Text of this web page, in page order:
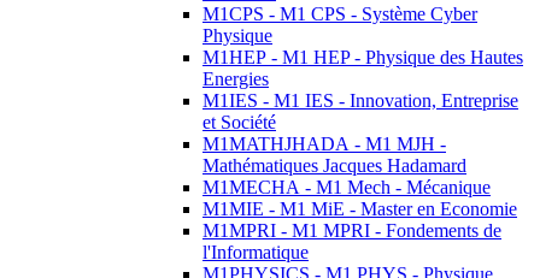
M1CPS - M1 CPS - Système Cyber
Physique
M1HEP - M1 HEP - Physique des Hautes
Energies
M1IES - M1 IES - Innovation, Entreprise
et Société
M1MATHJHADA - M1 MJH -
Mathématiques Jacques Hadamard
M1MECHA - M1 Mech - Mécanique
M1MIE - M1 MiE - Master en Economie
M1MPRI - M1 MPRI - Fondements de
l'Informatique
M1PHYSICS - M1 PHYS - Physique